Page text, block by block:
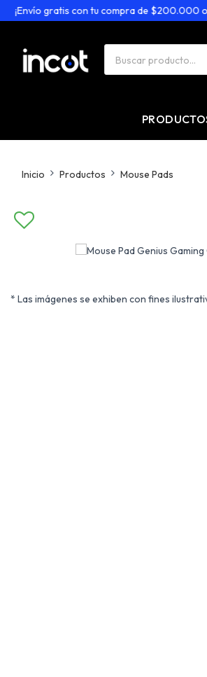
gratis con tu compra de $200.000 o
Inicio Productos Mouse Pads
* Las imágenes se exhiben con fines